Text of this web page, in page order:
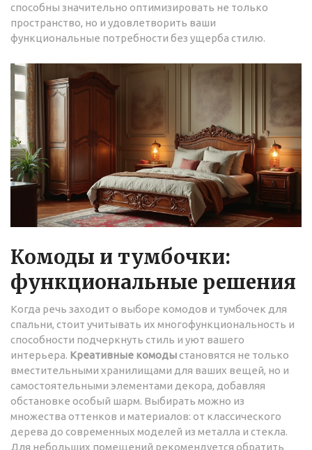
способны значительно оптимизировать не только
пространство, но и удовлетворить ваши
функциональные потребности без ущерба стилю.
Комоды и тумбочки:
функциональные решения
Когда речь заходит о выборе комодов и тумбочек для
спальни, стоит учитывать их многофункциональность и
способности подчеркнуть стиль и уют вашего
интерьера. Креативные комодыстановятся не только
вместительными хранилищами для ваших вещей, но и
самостоятельными элементами декора, добавляя
обстановке особый шарм. Выбирать можно из
множества оттенков и материалов: от классического
дерева до современных моделей из металла и стекла.
Для небольших помещений рекомендуется обратить